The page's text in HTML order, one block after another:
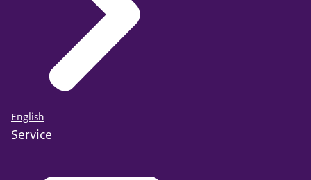
English
Service